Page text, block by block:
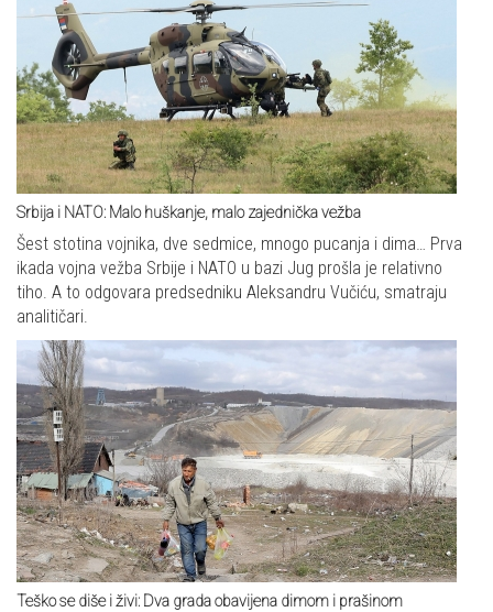
Srbija i NATO: Malo huškanje, malo zajednička vežba
Šest stotina vojnika, dve sedmice, mnogo pucanja i dima… Prva
ikada vojna vežba Srbije i NATO u bazi Jug prošla je relativno
tiho. A to odgovara predsedniku Aleksandru Vučiću, smatraju
analitičari.
Teško se diše i živi: Dva grada obavijena dimom i prašinom